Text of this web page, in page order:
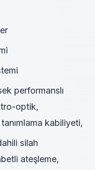
performanslı
optik,
kabiliyeti,
silah
ateşleme,